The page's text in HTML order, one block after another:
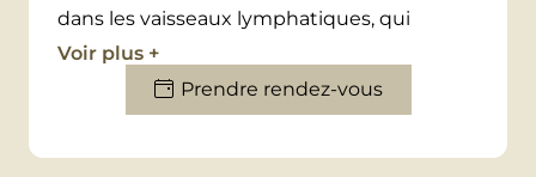
dans les vaisseaux lymphatiques, qui
intervient dans l’épuration des toxines du
corps, et la lutte contre les infections. Par
conséquent, une mauvaise circulation de la
Voir plus +
Prendre rendez-vous